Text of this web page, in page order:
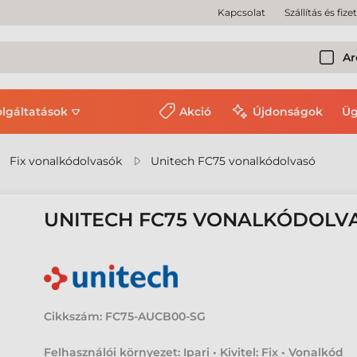
Kapcsolat Szállítás és
Akció Újdonságok
Fix vonalkódolvasók Unitech FC75 vonalkódolvasó
UNITECH FC75
Cikkszám: FC75-AUCB00-SG
Felhasználói környezet: Ipari • Kivitel: Fix • Vonalkód